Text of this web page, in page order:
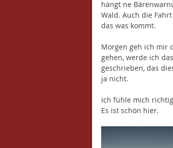
hängt ne
Wald. Auch die
das was kommt.
Morgen geh ich mir
gehen, werde ich
geschrieben, das
ja nicht.
Ich fühle mich
Es ist schön hier.